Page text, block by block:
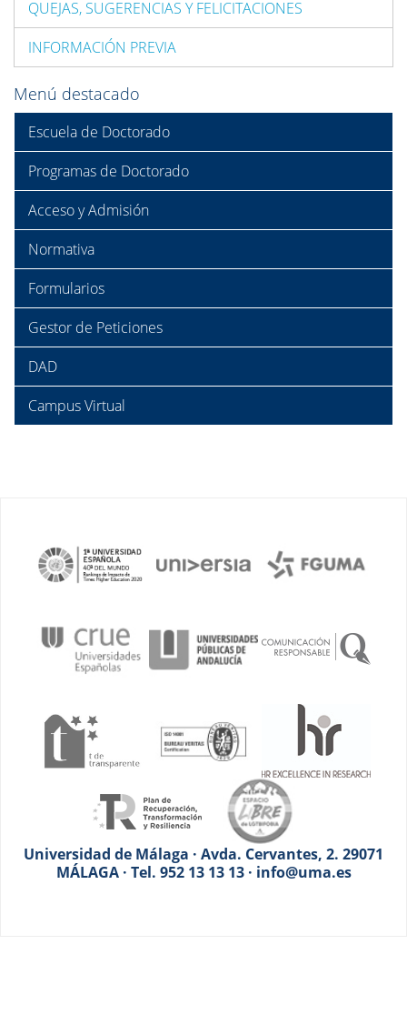
QUEJAS, SUGERENCIAS Y FELICITACIONES
INFORMACIÓN PREVIA
Menú destacado
Escuela de Doctorado
Programas de Doctorado
Acceso y Admisión
Normativa
Formularios
Gestor de Peticiones
DAD
Campus Virtual
Universidad de Málaga · Avda. Cervantes, 2. 29071
MÁLAGA · Tel. 952 13 13 13 · info@uma.es